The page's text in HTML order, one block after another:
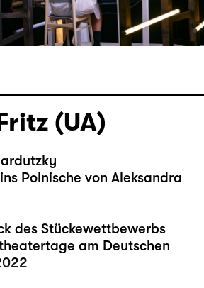
(UA)
Polnische von Aleksandra
des Stückewettbewerbs
am Deutschen